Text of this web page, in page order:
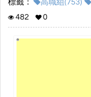
標籤： 高職組(753)
482
0